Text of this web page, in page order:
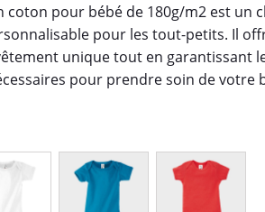
coton pour bébé de 180g/m2 est un
pour les tout-petits. Il
unique tout en garantissant
pour prendre soin de votre